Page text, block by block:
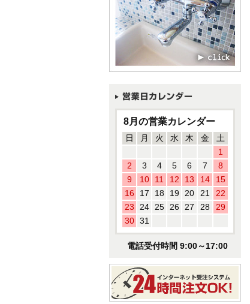
8月の営業カレンダー
日 月 火 水 木 金
土
1
2
3 4 5 6 7
8
9
10 11 12 13 14
15
16
17 18 19 20 21
22
23
24 25 26 27 28
29
30 31
電話受付時間 9:00～17:00